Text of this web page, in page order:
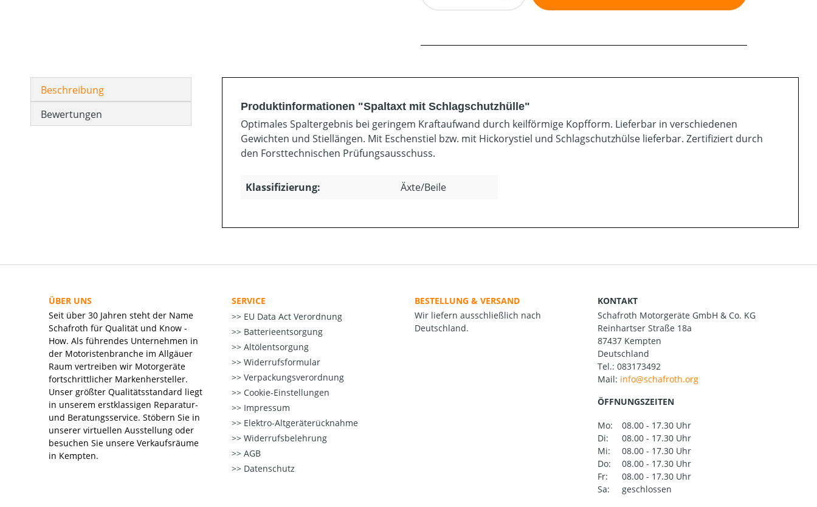
Beschreibung
Bewertungen
Produktinformationen "Spaltaxt mit Schlagschutzhülle"
Optimales Spaltergebnis bei geringem Kraftaufwand durch keilförmige Kopfform. Lieferbar in verschiedenen
Gewichten und Stiellängen. Mit Eschenstiel bzw. mit Hickorystiel und Schlagschutzhülse lieferbar. Zertifiziert durch
den Forsttechnischen Prüfungsausschuss.
Klassifizierung: Äxte/Beile
ÜBER UNS
Seit über 30 Jahren steht der Name
Schafroth für Qualität und Know -
How. Als führendes Unternehmen in
der Motoristenbranche im Allgäuer
Raum vertreiben wir Motorgeräte
fortschrittlicher Markenhersteller.
Unser größter Qualitätsstandard liegt
in unserem erstklassigen Reparatur-
und Beratungsservice. Stöbern Sie in
unserer virtuellen Ausstellung oder
besuchen Sie unsere Verkaufsräume
in Kempten.
SERVICE
EU Data Act Verordnung
Batterieentsorgung
Altölentsorgung
Widerrufsformular
Verpackungsverordnung
Cookie-Einstellungen
Impressum
Elektro-Altgeräterücknahme
Widerrufsbelehrung
AGB
Datenschutz
BESTELLUNG & VERSAND
Wir liefern ausschließlich nach
Deutschland.
KONTAKT
Schafroth Motorgeräte GmbH & Co. KG
Reinhartser Straße 18a
87437 Kempten
Deutschland
Tel.: 083173492
Mail:
ÖFFNUNGSZEITEN
Mo:
08.00 - 17.30 Uhr
Di:
08.00 - 17.30 Uhr
Mi:
08.00 - 17.30 Uhr
Do:
08.00 - 17.30 Uhr
Fr:
08.00 - 17.30 Uhr
Sa:
geschlossen